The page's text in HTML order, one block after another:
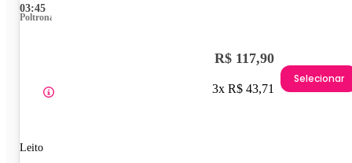
03:45
Poltrona
Leito
R$ 117,90
3x R$ 43,71
Selecionar